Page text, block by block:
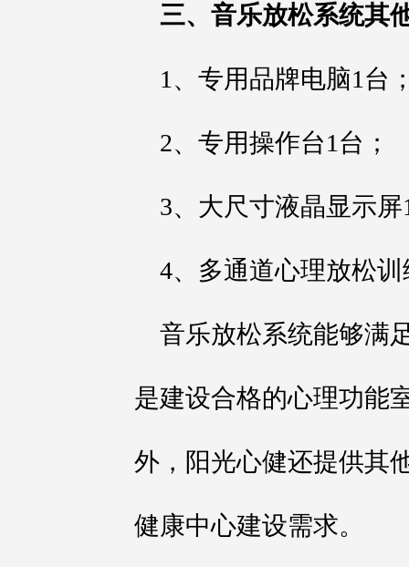
三、音乐放松系统其
1、专用品牌电脑1台
2、专用操作台1台；
3、大尺寸液晶显示屏
4、多通道心理放松
音乐放松系统能够满
是建设合格的心理功能
外，阳光心健还提供其
健康中心建设需求。